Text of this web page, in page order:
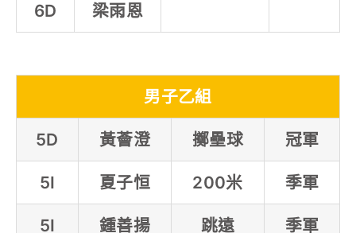
6D
梁雨恩
男子乙組
5D 黃薈澄 擲壘球 冠軍
5I 夏子恒 200米 季軍
5I 鍾善揚 跳遠 季軍